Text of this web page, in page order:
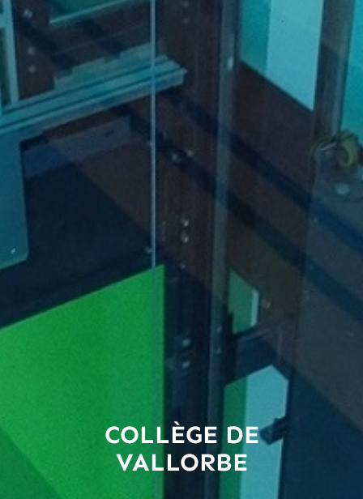
COLLÈGE DE
VALLORBE